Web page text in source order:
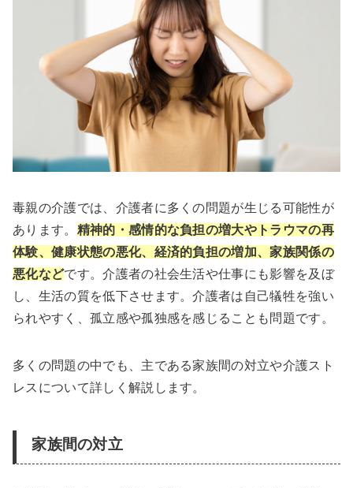
毒親の介護では、介護者に多くの問題が生じる可能性が
あります。 精神的・感情的な負担の増大やトラウマの再
体験、健康状態の悪化、経済的負担の増加、家族関係の
悪化などです。介護者の社会生活や仕事にも影響を及ぼ
し、生活の質を低下させます。介護者は自己犠牲を強い
られやすく、孤立感や孤独感を感じることも問題です。
多くの問題の中でも、主である家族間の対立や介護スト
レスについて詳しく解説します。
家族間の対立